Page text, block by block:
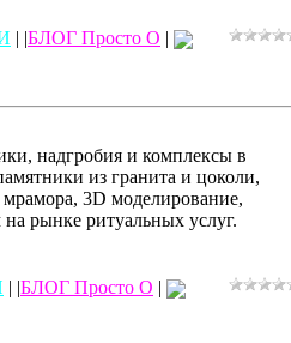
| |БЛОГ Просто О |
надгробия и комплексы в
из гранита и цоколи,
3D моделирование,
рынке ритуальных услуг.
| |БЛОГ Просто О |